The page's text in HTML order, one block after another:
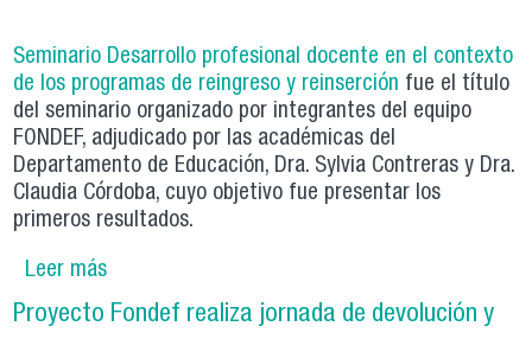
Seminario Desarrollo profesional docente en el contexto
de los programas de reingreso y reinserción fue el título
del seminario organizado por integrantes del equipo
FONDEF, adjudicado por las académicas del
Departamento de Educación, Dra. Sylvia Contreras y Dra.
Claudia Córdoba, cuyo objetivo fue presentar los
primeros resultados.
Leer mássobre Proyecto FONDEF presenta los primeros
resultados en seminario organizado por el
Departamento de Educación
Proyecto Fondef realiza jornada de devolución y